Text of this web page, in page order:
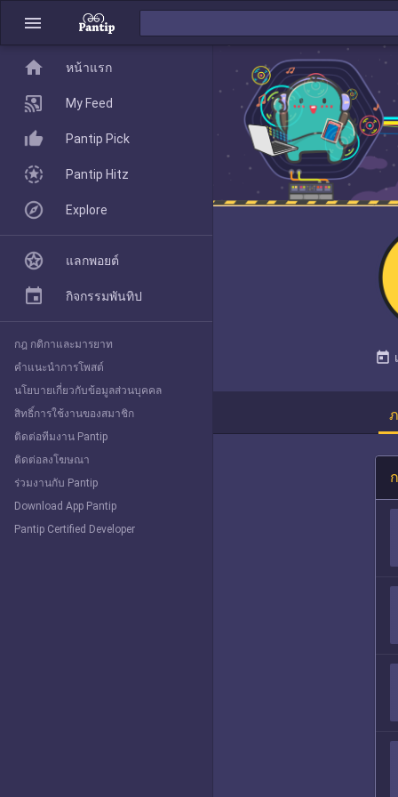
menu
today
home
Pantip Pick
Explore
home หน้าแรก
My Feed
Pantip Pick
Pantip Hitz
Explore
แลกพอยต์
กิจกรรมพันทิป
กฎ กติกาและมารยาท
คำแนะนำการโพสต์
นโยบายเกี่ยวกับข้อมูลส่วนบุคคล
สิทธิ์การใช้งานของสมาชิก
ติดต่อทีมงาน Pantip
ติดต่อลงโฆษณา
ร่วมงานกับ Pantip
Download App Pantip
Pantip Certified Developer